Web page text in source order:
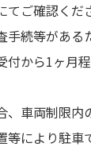
てご確認くだ
手続等がある
付から1ヶ月
、車両制限内
等により駐車